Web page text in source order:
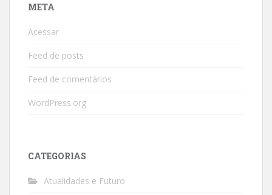
META
Acessar
Feed de posts
Feed de comentários
WordPress.org
CATEGORIAS
Atualidades e Futuro